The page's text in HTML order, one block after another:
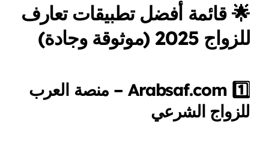
🌟قائمة أفضل تطبيقات تعارف
للزواج 2025 (موثوقة وجادة)
1️⃣ Arabsaf.com – منصة العرب
للزواج الشرعي